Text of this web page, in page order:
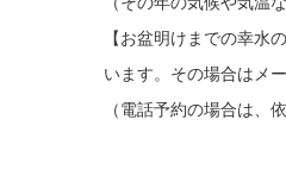
【お盆明けまでの幸水
います。その場合はメ
（電話予約の場合は、